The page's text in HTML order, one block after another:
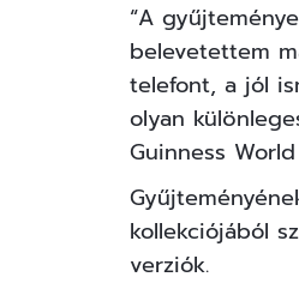
“A
belevetettem
telefont, a jól
olyan
Guinness
kollekciójából
verziók.